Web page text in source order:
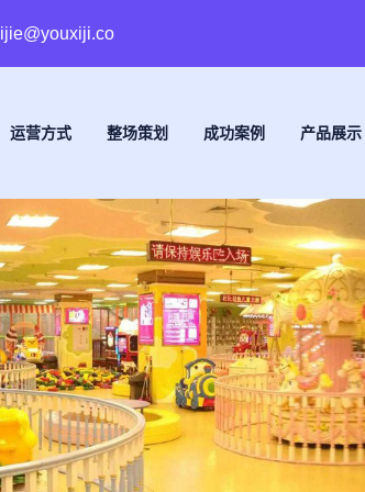
lijie@youxiji.co
运营方式 整场策划 成功案例 产品展示